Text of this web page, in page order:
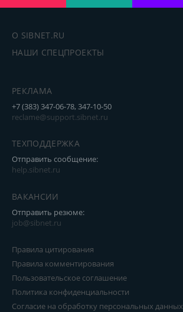
О SIBNET.RU
НАШИ СПЕЦПРОЕКТЫ
РЕКЛАМА
+7 (383) 347-06-78, 347-10-50
reclame@support.sibnet.ru
ТЕХПОДДЕРЖКА
Отправить сообщение:
help.sibnet.ru
ВАКАНСИИ
Отправить резюме:
job@sibnet.ru
Правила цитирования
Правила комментирования
Пользовательское соглашение
Политика конфиденциальности
Согласие на обработку персональных данных